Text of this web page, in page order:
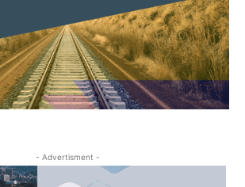
- Advertisment -